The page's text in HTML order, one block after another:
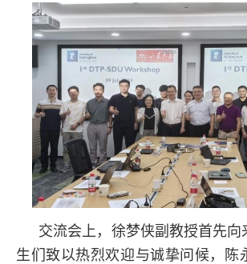
交流会上，徐梦侠副教授首先向
生们致以热烈欢迎与诚挚问候，陈